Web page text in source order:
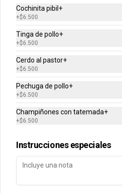
Conócenos
Despacho
Términos y condiciones
Política de privacidad
Redes sociales
Mi cuenta
Iniciar sesión
Cochinita pibil+
+$6.500
Tinga de pollo+
+$6.500
Cerdo al pastor+
+$6.500
Pechuga de pollo+
+$6.500
Champiñones con tatemada+
+$6.500
Instrucciones especiales